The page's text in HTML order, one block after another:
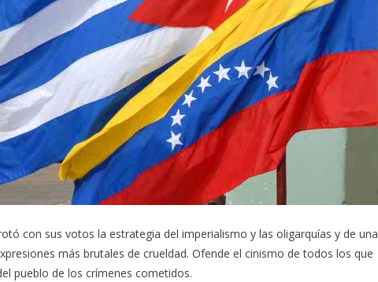
con sus votos la estrategia del imperialismo y las oligarquías y de una
más brutales de crueldad. Ofende el cinismo de todos los que
pueblo de los crímenes cometidos.